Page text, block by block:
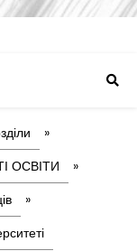
»
ОСВІТИ »
»